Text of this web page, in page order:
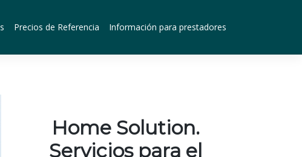
Precios de Referencia Información para prestadores
Home Solution.
Servicios para el